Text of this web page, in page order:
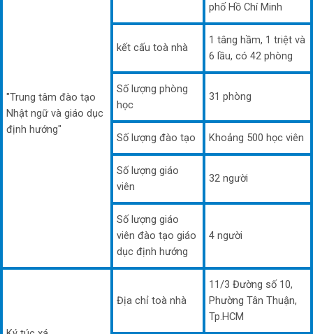
"Trung tâm đào tạo
Nhật ngữ và giáo dục
định hướng"
phố Hồ Chí Minh
kết cấu toà nhà
1 tâng hầm, 1 triệt và
6 lầu, có 42 phòng
Số lượng phòng
học
31 phòng
Số lượng đào tạo Khoảng 500 học viên
Số lượng giáo
viên
32 người
Số lượng giáo
viên đào tạo giáo
dục định hướng
4 người
Địa chỉ toà nhà
11/3 Đường số 10,
Phường Tân Thuận,
Tp.HCM